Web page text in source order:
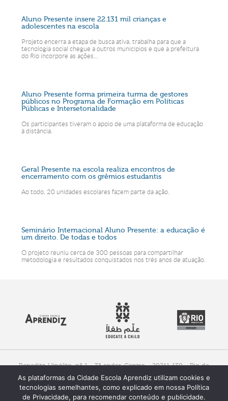
Aluno Presente insere 22.131 mil crianças e
adolescentes na escola
Projeto encerra a etapa de busca ativa, trabalha para que a
tecnologia social chegue a outros municípios e que a prefeitura
do Rio incorpore as ações...
Aluno Presente forma primeira turma de gestores
públicos no Programa de Formação em Políticas
Públicas e Intersetorialidade
Os participantes tiveram o apoio de uma plataforma de educação
à distância.
Geral Presente na escola realiza encontros de
encerramento com os grêmios estudantis
Ao todo, 20 unidades escolares fazem parte da ação.
Seminário Internacional Aluno Presente: a educação é
um direito. De todas e todos
O projeto reuniu cerca de 300 pessoas para compartilhar
metodologia e resultados conquistados nos três anos de atuação.
Benedito Hipólito, nº 1 - 3º andar, Centro - 20211-130 - Rio de
Fone (+55) 21 3521.1670 / 1671
Whatsapp: (21) 99184-5753
As plataformas da Cidade Escola Aprendiz utilizam cookies e
tecnologias semelhantes, como explicado em nossa Política
de Privacidade, para recomendar conteúdo e publicidade.